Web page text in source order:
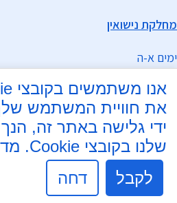
מחלקת נישואין
ימים א-ה
9:00 עד 13:00
17:00 - 19:00
ניתן להפגש בשעות גמישות בתיאום
הרב יוסף חיים דהאן מנהל מחלקת נישואין
את חוויית המשתמש
ידי גלישה באתר זה,
שלנו בקובצי Cookie.
לקבל
דחה